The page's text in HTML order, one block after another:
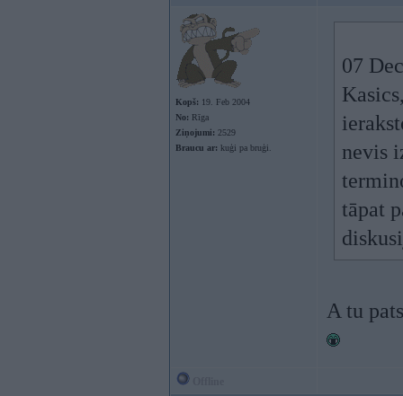
Kopš: 19. Feb 2004
No: Rīga
Ziņojumi: 2529
Braucu ar: kuģi pa bruģi.
07
nevis
tāpat
A tu